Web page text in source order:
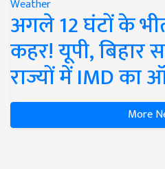
Weather
अगले 12 घंटों के
कहर! यूपी, बिहार
राज्यों में IMD का
More